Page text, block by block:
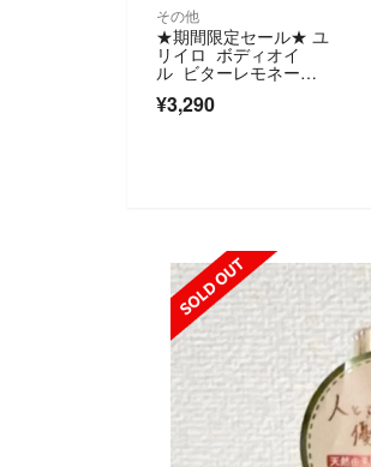
その他
★期間限定セール★ ユ
リイロ ボディオイ
ル ビターレモネー
¥3,290
SOLD OUT